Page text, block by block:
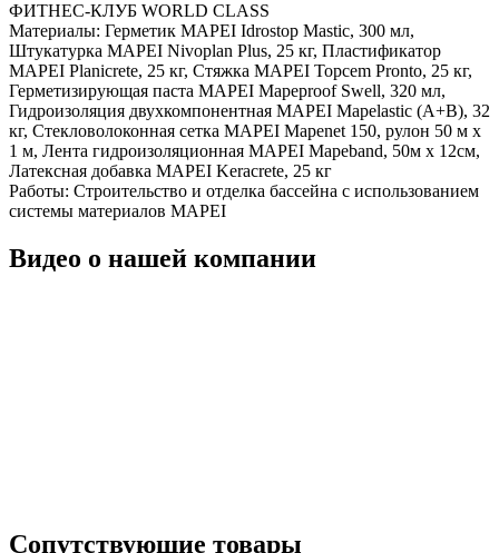
ФИТНЕС-КЛУБ WORLD CLASS
Материалы: Герметик MAPEI Idrostop Mastic, 300 мл,
Штукатурка MAPEI Nivoplan Plus, 25 кг, Пластификатор
MAPEI Planicrete, 25 кг, Стяжка MAPEI Topcem Pronto, 25 кг,
Герметизирующая паста MAPEI Mapeproof Swell, 320 мл,
Гидроизоляция двухкомпонентная MAPEI Mapelastic (А+B), 32
кг, Стекловолоконная сетка MAPEI Mapenet 150, рулон 50 м х
1 м, Лента гидроизоляционная MAPEI Mapeband, 50м x 12см,
Латексная добавка MAPEI Keracrete, 25 кг
Работы: Строительство и отделка бассейна с использованием
системы материалов MAPEI
Видео о нашей компании
Сопутствующие товары